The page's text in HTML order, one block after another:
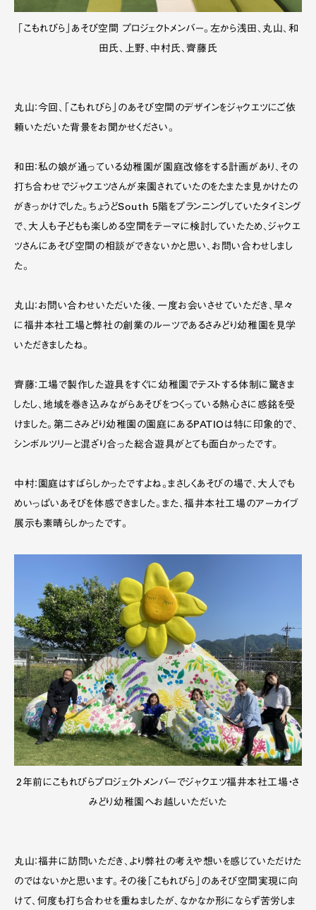
「こもれびら」あそび空間 プロジェクトメンバー。左から浅田、丸山、和
田氏、上野、中村氏、齊藤氏
丸山：今回、「こもれびら」のあそび空間のデザインをジャクエツにご依
頼いただいた背景をお聞かせください。
和田：私の娘が通っている幼稚園が園庭改修をする計画があり、その
打ち合わせでジャクエツさんが来園されていたのをたまたま見かけたの
がきっかけでした。ちょうどSouth 5階をプランニングしていたタイミング
で、大人も子どもも楽しめる空間をテーマに検討していたため、ジャクエ
ツさんにあそび空間の相談ができないかと思い、お問い合わせしまし
た。
丸山：お問い合わせいただいた後、一度お会いさせていただき、早々
に福井本社工場と弊社の創業のルーツであるさみどり幼稚園を見学
いただきましたね。
齊藤：工場で製作した遊具をすぐに幼稚園でテストする体制に驚きま
したし、地域を巻き込みながらあそびをつくっている熱心さに感銘を受
けました。第二さみどり幼稚園の園庭にあるPATIOは特に印象的で、
シンボルツリーと混ざり合った総合遊具がとても面白かったです。
中村：園庭はすばらしかったですよね。まさしくあそびの場で、大人でも
めいっぱいあそびを体感できました。また、福井本社工場のアーカイブ
展示も素晴らしかったです。
2年前にこもれびらプロジェクトメンバーでジャクエツ福井本社工場・さ
みどり幼稚園へお越しいただいた
丸山：福井に訪問いただき、より弊社の考えや想いを感じていただけた
のではないかと思います。その後「こもれびら」のあそび空間実現に向
けて、何度も打ち合わせを重ねましたが、なかなか形にならず苦労しま